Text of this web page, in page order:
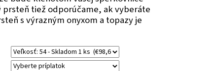
prsteň tiež odporúčame, ak vyberáte
s výrazným onyxom a topazy je